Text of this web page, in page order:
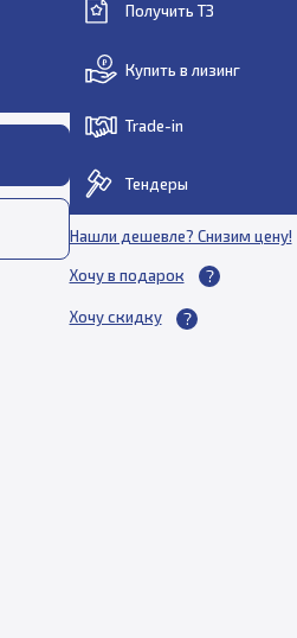
Получить ТЗ
Купить в лизинг
Trade-in
Тендеры
Нашли дешевле? Снизим цену!
Хочу в подарок
Хочу скидку